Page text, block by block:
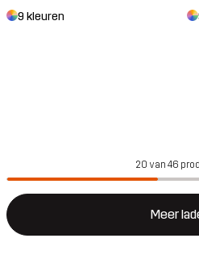
9 kleuren
20 van 46
Meer